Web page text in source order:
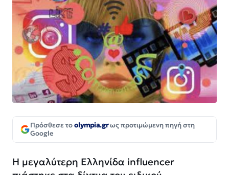
Πρόσθεσε τοolympia.grως προτιμώμενη πηγή στη
Google
Η μεγαλύτερη Ελληνίδα influencer